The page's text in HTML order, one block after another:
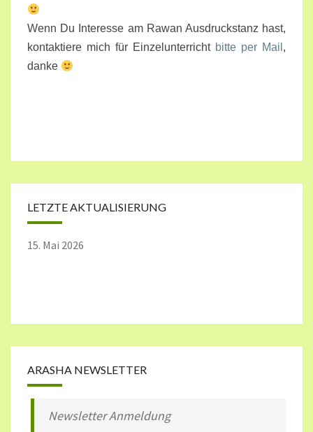
Wenn Du Interesse am Rawan Ausdruckstanz hast,
kontaktiere mich für Einzelunterricht bitte per Mail ,
danke
LETZTE AKTUALISIERUNG
15. Mai 2026
ARASHA NEWSLETTER
Newsletter Anmeldung